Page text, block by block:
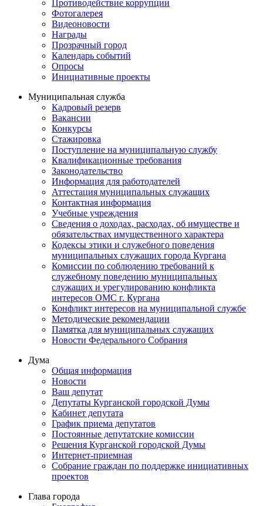
Противодействие коррупции
Фотогалерея
Видеоновости
Награды
Прозрачный город
Календарь событий
Опросы
Инициативные проекты
Муниципальная служба
Кадровый резерв
Вакансии
Конкурсы
Стажировка
Поступление на муниципальную службу
Квалификационные требования
Законодательство
Информация для работодателей
Аттестация муниципальных служащих
Контактная информация
Учебные учреждения
Сведения о доходах, расходах, об имуществе и
обязательствах имущественного характера
Кодексы этики и служебного поведения
муниципальных служащих города Кургана
Комиссии по соблюдению требований к
служебному поведению муниципальных
служащих и урегулированию конфликта
интересов ОМС г. Кургана
Конфликт интересов на муниципальной службе
Методические рекомендации
Памятка для муниципальных служащих
Новости Федерального Cобрания
Дума
Общая информация
Новости
Ваш депутат
Депутаты Курганской городской Думы
Кабинет депутата
График приема депутатов
Постоянные депутатские комиссии
Решения Курганской городской Думы
Интернет-приемная
Собрание граждан по поддержке инициативных
проектов
Глава города